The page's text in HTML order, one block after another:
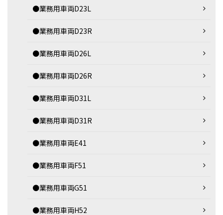
●業務用車両D23L
●業務用車両D23R
●業務用車両D26L
●業務用車両D26R
●業務用車両D31L
●業務用車両D31R
●業務用車両E41
●業務用車両F51
●業務用車両G51
●業務用車両H52